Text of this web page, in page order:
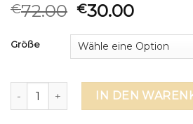
€72.00 €30.00
Größe
fahrradjacke MengeIN DEN